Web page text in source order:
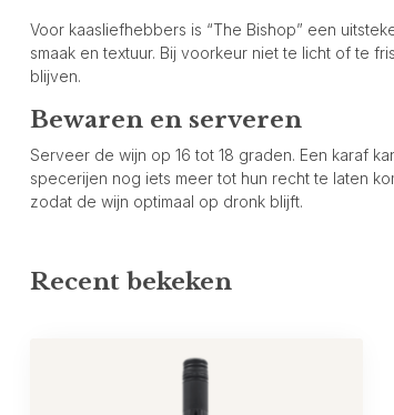
Voor kaasliefhebbers is “The Bishop” een
smaak en textuur. Bij voorkeur niet te licht of te
blijven.
Bewaren en serveren
Serveer de wijn op 16 tot 18 graden. Een karaf
specerijen nog iets meer tot hun recht te laten
zodat de wijn optimaal op dronk blijft.
Recent bekeken